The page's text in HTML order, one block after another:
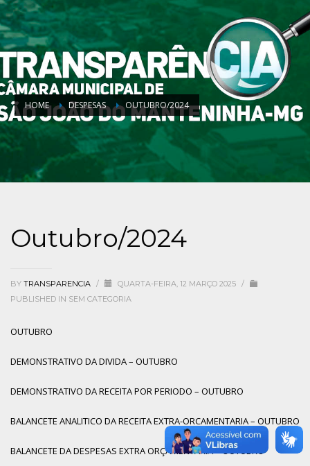
HOME DESPESAS OUTUBRO/2024
Outubro/2024
BY TRANSPARENCIA / QUARTA-FEIRA, 12 MARÇO 2025 /
PUBLISHED IN SEM CATEGORIA
OUTUBRO
DEMONSTRATIVO DA DIVIDA – OUTUBRO
DEMONSTRATIVO DA RECEITA POR PERIODO – OUTUBRO
BALANCETE ANALITICO DA RECEITA EXTRA-ORCAMENTARIA – OUTUBRO
BALANCETE DA DESPESAS EXTRA ORÇAMENTARIA – OUTUBRO